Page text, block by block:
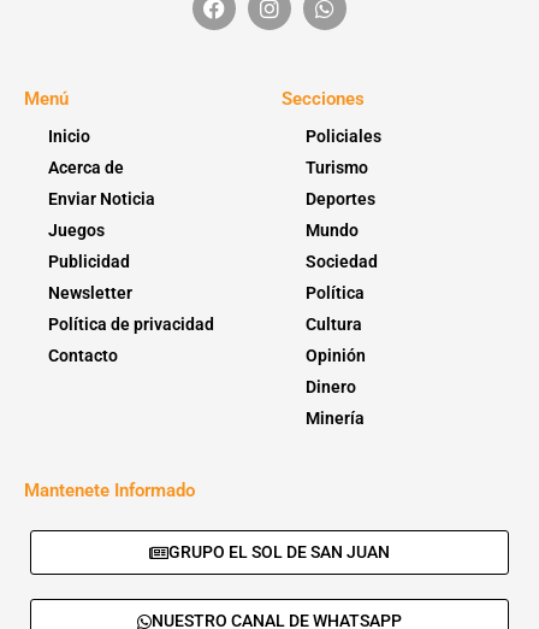
Menú
Inicio
Acerca de
Enviar Noticia
Juegos
Publicidad
Newsletter
Política de privacidad
Contacto
Secciones
Policiales
Turismo
Deportes
Mundo
Sociedad
Política
Cultura
Opinión
Dinero
Minería
Mantenete Informado
GRUPO EL SOL DE SAN JUAN
NUESTRO CANAL DE WHATSAPP